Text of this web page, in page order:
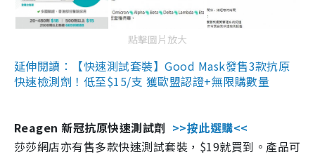
點擊圖片放大
延伸閱讀：【快速測試套裝】Good Mask發售3款抗原
快速檢測劑！低至$15/支 獲歐盟認證+無限購數量
Reagen 新冠抗原快速測試劑 >>按此選購<<
莎莎網店亦有售多款快速測試套裝，$19就買到。產品可